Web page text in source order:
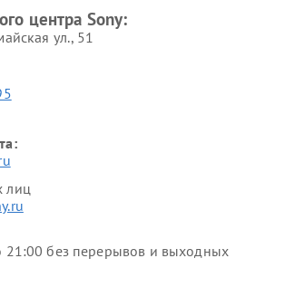
центра Sony:
ул., 51
лиц
без перерывов и выходных